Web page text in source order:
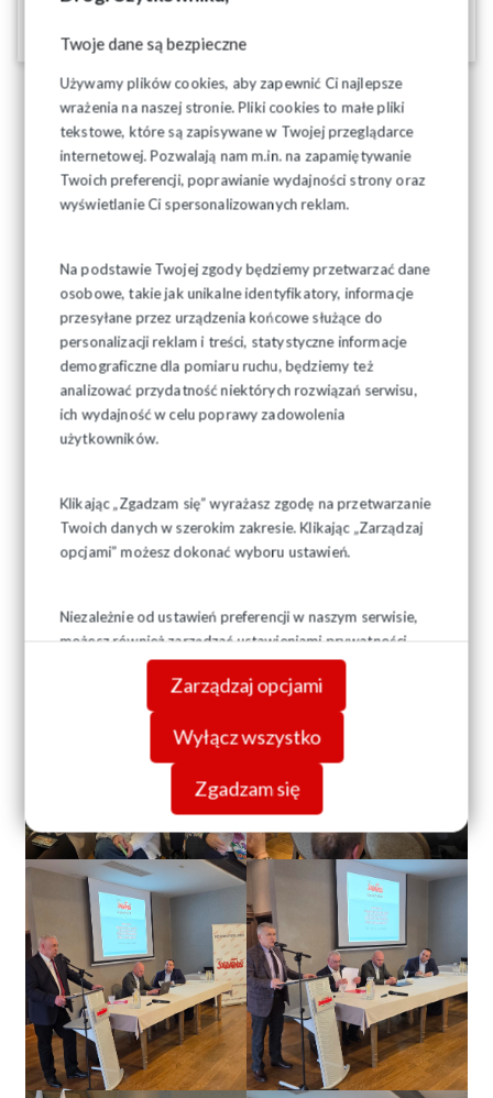
Twoje dane są bezpieczne
Używamy plików cookies, aby zapewnić Ci najlepsze
wrażenia na naszej stronie. Pliki cookies to małe pliki
tekstowe, które są zapisywane w Twojej przeglądarce
internetowej. Pozwalają nam m.in. na zapamiętywanie
Twoich preferencji, poprawianie wydajności strony oraz
wyświetlanie Ci spersonalizowanych reklam.
Na podstawie Twojej zgody będziemy przetwarzać dane
osobowe, takie jak unikalne identyfikatory, informacje
przesyłane przez urządzenia końcowe służące do
personalizacji reklam i treści, statystyczne informacje
demograficzne dla pomiaru ruchu, będziemy też
analizować przydatność niektórych rozwiązań serwisu,
ich wydajność w celu poprawy zadowolenia
użytkowników.
Klikając „Zgadzam się” wyrażasz zgodę na przetwarzanie
Twoich danych w szerokim zakresie. Klikając „Zarządzaj
opcjami” możesz dokonać wyboru ustawień.
Niezależnie od ustawień preferencji w naszym serwisie,
możesz również zarządzać ustawieniami prywatności
swojej przeglądarki. Więcej informacji o przetwarzaniu
danych znajdziesz wPolityce prywatności.
Zarządzaj opcjami
Wyłącz wszystko
Zgadzam się